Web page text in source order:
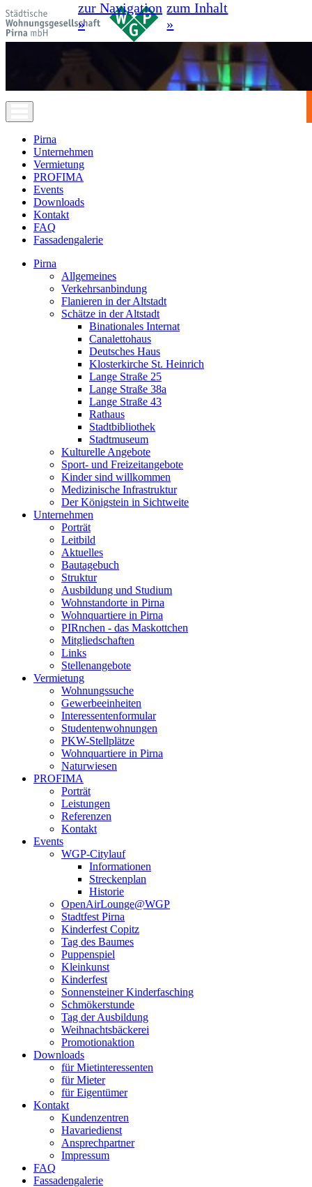
zur Navigation
»
zum Inhalt
»
Pirna
Unternehmen
Vermietung
PROFIMA
Events
Downloads
Kontakt
FAQ
Fassadengalerie
Pirna
Allgemeines
Verkehrsanbindung
Flanieren in der Altstadt
Schätze in der Altstadt
Binationales Internat
Canalettohaus
Deutsches Haus
Klosterkirche St. Heinrich
Lange Straße 25
Lange Straße 38a
Lange Straße 43
Rathaus
Stadtbibliothek
Stadtmuseum
Kulturelle Angebote
Sport- und Freizeitangebote
Kinder sind willkommen
Medizinische Infrastruktur
Der Königstein in Sichtweite
Unternehmen
Porträt
Leitbild
Aktuelles
Bautagebuch
Struktur
Ausbildung und Studium
Wohnstandorte in Pirna
Wohnquartiere in Pirna
PIRnchen - das Maskottchen
Mitgliedschaften
Links
Stellenangebote
Vermietung
Wohnungssuche
Gewerbeeinheiten
Interessentenformular
Studentenwohnungen
PKW-Stellplätze
Wohnquartiere in Pirna
Naturwiesen
PROFIMA
Porträt
Leistungen
Referenzen
Kontakt
Events
WGP-Citylauf
Informationen
Streckenplan
Historie
OpenAirLounge@WGP
Stadtfest Pirna
Kinderfest Copitz
Tag des Baumes
Puppenspiel
Kleinkunst
Kinderfest
Sonnensteiner Kinderfasching
Schmökerstunde
Tag der Ausbildung
Weihnachtsbäckerei
Promotionaktion
Downloads
für Mietinteressenten
für Mieter
für Eigentümer
Kontakt
Kundenzentren
Havariedienst
Ansprechpartner
Impressum
FAQ
Fassadengalerie